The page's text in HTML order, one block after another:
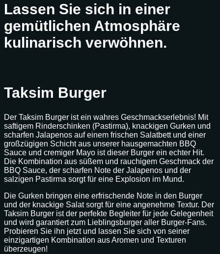
Lassen Sie sich in einer
gemütlichen Atmosphäre
kulinarisch verwöhnen.
Taksim Burger
Der Taksim Burger ist ein wahres Geschmackserlebnis! Mit
saftigem Rinderschinken (Pastirma), knackigen Gurken und
scharfen Jalapenos auf einem frischen Salatbett und einer
großzügigen Schicht aus unserer hausgemachten BBQ
Sauce und cremiger Mayo ist dieser Burger ein echter Hit.
Die Kombination aus süßem und rauchigem Geschmack der
BBQ Sauce, der scharfen Note der Jalapenos und der
salzigen Pastirma sorgt für eine Explosion im Mund.
Die Gurken bringen eine erfrischende Note in den Burger
und der knackige Salat sorgt für eine angenehme Textur. Der
Taksim Burger ist der perfekte Begleiter für jede Gelegenheit
und wird garantiert zum Lieblingsburger aller Burger-Fans.
Probieren Sie ihn jetzt und lassen Sie sich von seiner
einzigartigen Kombination aus Aromen und Texturen
überzeugen!